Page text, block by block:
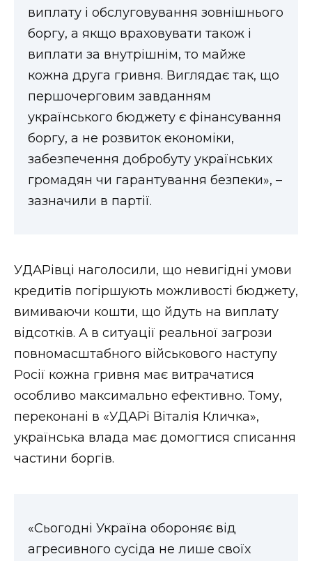
виплату і обслуговування зовнішнього
боргу, а якщо враховувати також і
виплати за внутрішнім, то майже
кожна друга гривня. Виглядає так, що
першочерговим завданням
українського бюджету є фінансування
боргу, а не розвиток економіки,
забезпечення добробуту українських
громадян чи гарантування безпеки», –
зазначили в партії.
УДАРівці наголосили, що невигідні умови
кредитів погіршують можливості бюджету,
вимиваючи кошти, що йдуть на виплату
відсотків. А в ситуації реальної загрози
повномасштабного військового наступу
Росії кожна гривня має витрачатися
особливо максимально ефективно. Тому,
переконані в «УДАРі Віталія Кличка»,
українська влада має домогтися списання
частини боргів.
«Сьогодні Україна обороняє від
агресивного сусіда не лише своїх